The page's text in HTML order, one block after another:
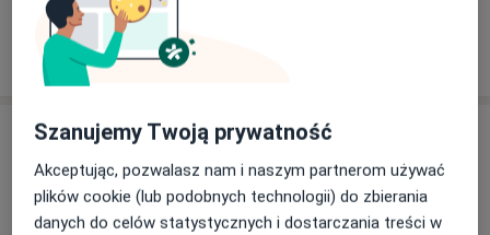
W jaki sposób ustalane są ceny?
Adresy (3)
Adres 1 Adres 2 Adres 3
Szanujemy Twoją prywatność
Akceptując, pozwalasz nam i naszym partnerom używać
plików cookie (lub podobnych technologii) do zbierania
danych do celów statystycznych i dostarczania treści w